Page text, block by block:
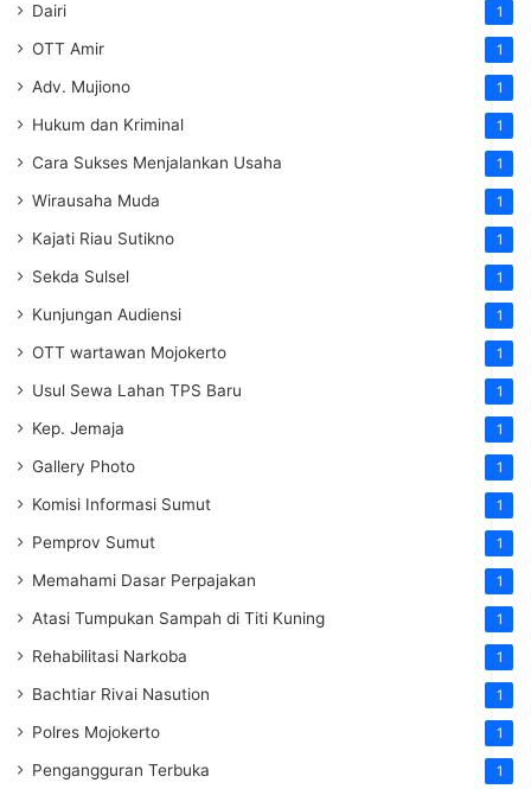
Dairi 1
OTT Amir 1
Adv. Mujiono 1
Hukum dan Kriminal 1
Cara Sukses Menjalankan Usaha 1
Wirausaha Muda 1
Kajati Riau Sutikno 1
Sekda Sulsel 1
Kunjungan Audiensi 1
OTT wartawan Mojokerto 1
Usul Sewa Lahan TPS Baru 1
Kep. Jemaja 1
Gallery Photo 1
Komisi Informasi Sumut 1
Pemprov Sumut 1
Memahami Dasar Perpajakan 1
Atasi Tumpukan Sampah di Titi Kuning 1
Rehabilitasi Narkoba 1
Bachtiar Rivai Nasution 1
Polres Mojokerto 1
Pengangguran Terbuka 1